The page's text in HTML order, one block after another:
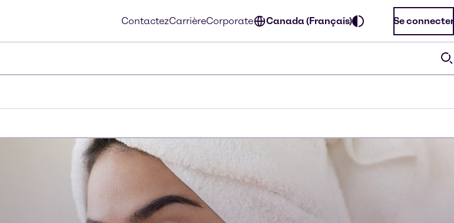
ContactezCarrièreCorporate Canada (Français) Se connecter